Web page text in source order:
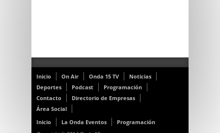
Inicio On Air Onda 15 TV
Noticias
Deportes
Podcast
Programación
Contacto
Directorio de Empresas
Área Social
Inicio
La Onda Eventos Programación